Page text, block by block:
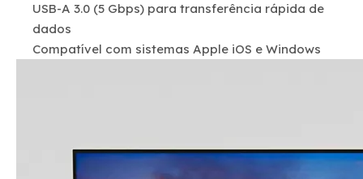
USB-A 3.0 (5 Gbps) para transferência rápida de
dados
Compatível com sistemas Apple iOS e Windows